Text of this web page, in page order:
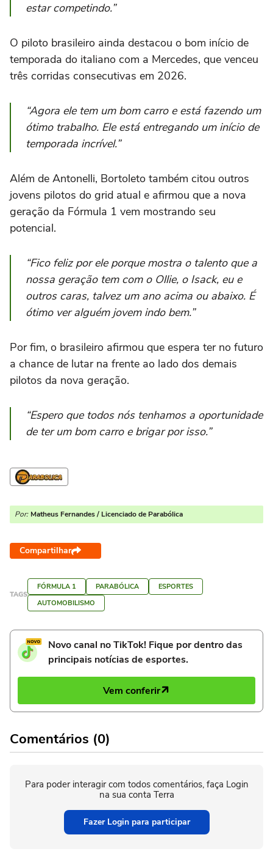
estar competindo.”
O piloto brasileiro ainda destacou o bom início de
temporada do italiano com a Mercedes, que venceu
três corridas consecutivas em 2026.
“Agora ele tem um bom carro e está fazendo um
ótimo trabalho. Ele está entregando um início de
temporada incrível.”
Além de Antonelli, Bortoleto também citou outros
jovens pilotos do grid atual e afirmou que a nova
geração da Fórmula 1 vem mostrando seu
potencial.
“Fico feliz por ele porque mostra o talento que a
nossa geração tem com o Ollie, o Isack, eu e
outros caras, talvez um ano acima ou abaixo. É
ótimo ver alguém jovem indo bem.”
Por fim, o brasileiro afirmou que espera ter no futuro
a chance de lutar na frente ao lado dos demais
pilotos da nova geração.
“Espero que todos nós tenhamos a oportunidade
de ter um bom carro e brigar por isso.”
Por: Matheus Fernandes / Licenciado de Parabólica
Compartilhar
TAGS
FÓRMULA 1 PARABÓLICA
ESPORTES
AUTOMOBILISMO
Novo canal no TikTok! Fique por dentro das
principais notícias de esportes.
Vem conferir
Comentários (0)
Para poder interagir com todos comentários, faça Login
na sua conta Terra
Fazer Login para participar